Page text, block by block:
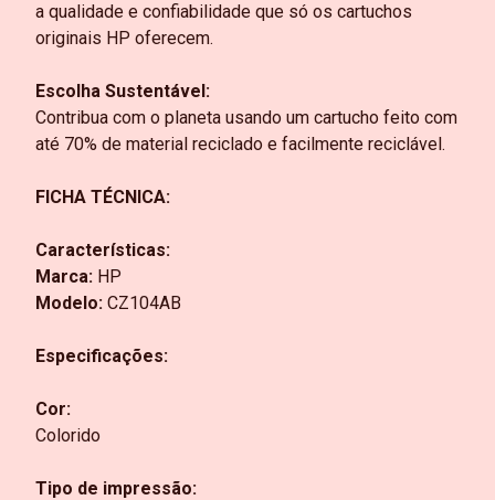
a qualidade e confiabilidade que só os cartuchos
originais HP oferecem.
Escolha Sustentável:
Contribua com o planeta usando um cartucho feito com
até 70% de material reciclado e facilmente reciclável.
FICHA TÉCNICA:
Características:
Marca: HP
Modelo: CZ104AB
Especificações:
Cor:
Colorido
Tipo de impressão: